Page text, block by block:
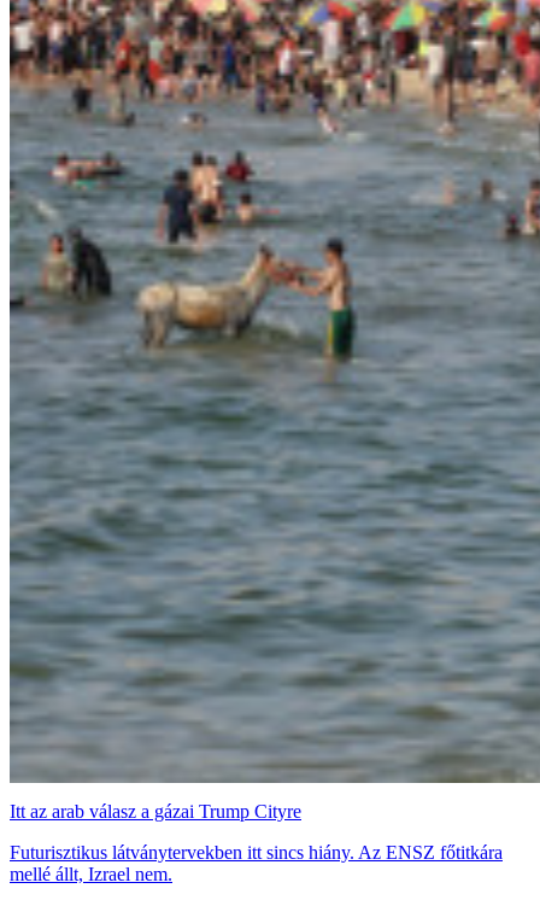
Itt az arab válasz a gázai Trump Cityre
Futurisztikus látványtervekben itt sincs hiány. Az ENSZ főtitkára
mellé állt, Izrael nem.